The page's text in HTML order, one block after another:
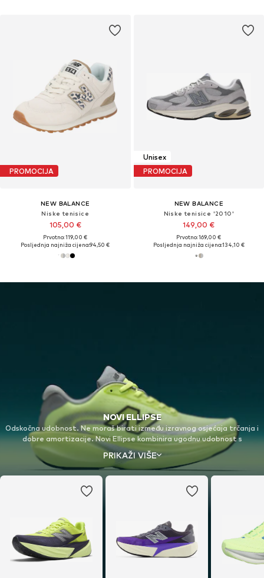
PROMOCIJA
NEW BALANCE
Niske tenisice
105,00 €
Prvotno: 119,00 €
Posljednja najniža cijena:94,50 €
Unisex
PROMOCIJA
NEW BALANCE
Niske tenisice '2010'
149,00 €
Prvotno: 169,00 €
Posljednja najniža cijena:134,10 €
NOVI ELLIPSE
Odskočna udobnost. Ne moraš birati između izravnog osjećaja trčanja i
dobre amortizacije. Novi Ellipse kombinira ugodnu udobnost s
odskočnim međupotplatom za potpuno novi osjećaj trčanja tijekom
tvojih svakodnevnog trčanja.
PRIKAŽI VIŠE